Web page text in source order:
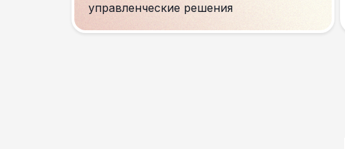
управленческие решения